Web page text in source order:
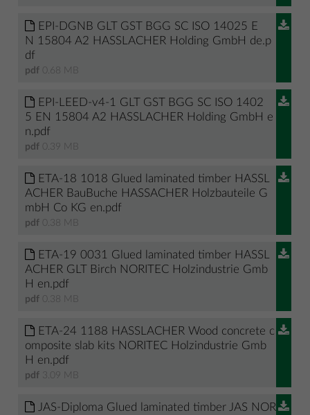
EPI-DGNB GLT GST BGG SC ISO 14025 E
N 15804 A2 HASSLACHER Holding GmbH de.p
df
pdf 0.68 MB
EPI-LEED-v4-1 GLT GST BGG SC ISO 1402
5 EN 15804 A2 HASSLACHER Holding GmbH e
n.pdf
pdf 0.39 MB
ETA-18 1018 Glued laminated timber HASSL
ACHER BauBuche HASSACHER Holzbauteile G
mbH Co KG en.pdf
pdf 0.38 MB
ETA-19 0031 Glued laminated timber HASSL
ACHER GLT Birch NORITEC Holzindustrie Gmb
H en.pdf
pdf 0.38 MB
ETA-24 1188 HASSLACHER Wood concrete c
omposite slab kits NORITEC Holzindustrie Gmb
H en.pdf
pdf 3.09 MB
JAS-Diploma Glued laminated timber JAS NOR